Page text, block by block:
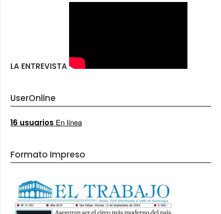
LA ENTREVISTA
UserOnline
16 usuarios En línea
Formato Impreso